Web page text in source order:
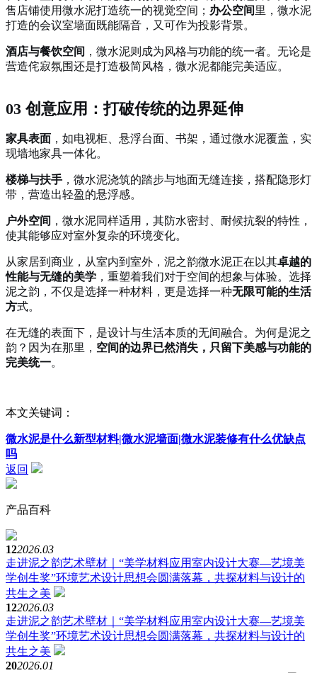
售店铺使用微水泥打造统一的视觉空间； 办公空间里，微水泥
打造的会议室墙面既能隔音，又可作为投影背景。
酒店与餐饮空间 ，微水泥则成为风格与功能的统一者。无论是
营造侘寂氛围还是打造极简风格，微水泥都能完美适应。
03 创意应用：打破传统的边界延伸
家具表面 ，如电视柜、悬浮台面、书架，通过微水泥覆盖，实
现墙地家具一体化。
楼梯与扶手 ，微水泥浇筑的踏步与地面无缝连接，搭配隐形灯
带，营造出轻盈的悬浮感。
户外空间 ，微水泥同样适用，其防水密封、耐候抗裂的特性，
使其能够应对室外复杂的环境变化。
从家居到商业，从室内到室外，泥之韵微水泥正在以其卓越的
性能与无缝的美学 ，重塑着我们对于空间的想象与体验。选择
泥之韵，不仅是选择一种材料，更是选择一种无限可能的生活
方式。
在无缝的表面下，是设计与生活本质的无间融合。为何是泥之
韵？因为在那里， 空间的边界已然消失，只留下美感与功能的
完美统一。
本文关键词：
微水泥是什么新型材料|微水泥墙面|微水泥装修有什么优缺点
吗
返回
产品百科
122026.03
走进泥之韵艺术壁材｜“美学材料应用室内设计大赛—艺境美
学创生奖”环境艺术设计思想会圆满落幕，共探材料与设计的
共生之美
122026.03
走进泥之韵艺术壁材｜“美学材料应用室内设计大赛—艺境美
学创生奖”环境艺术设计思想会圆满落幕，共探材料与设计的
共生之美
202026.01